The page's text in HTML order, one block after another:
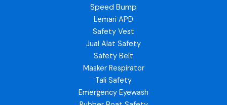
Speed Bump
Lemari APD
Safety Vest
Jual Alat Safety
Safety Belt
Masker Respirator
Tali Safety
Emergency Eyewash